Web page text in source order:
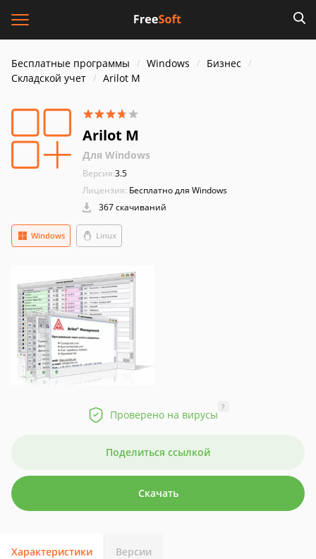
Бесплатные программы Windows
Бизнес
Складской учет
Arilot M
Arilot M
Для Windows
Версия:3.5
Лицензия: Бесплатно для Windows
367 скачиваний
Windows Linux
Проверено на вирусы
?
Поделиться ссылкой
Скачать
Характеристики Версии